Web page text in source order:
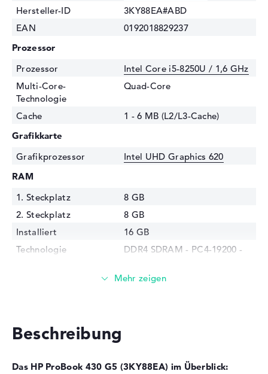
Hersteller-ID
3KY88EA#ABD
EAN
0192018829237
Prozessor
Prozessor
Intel Core i5-8250U / 1,6 GHz
Multi-Core-
Technologie
Quad-Core
Cache
1 - 6 MB (L2/L3-Cache)
Grafikkarte
Grafikprozessor
Intel UHD Graphics 620
RAM
1. Steckplatz
8 GB
2. Steckplatz
8 GB
Installiert
16 GB
Technologie
DDR4 SDRAM - PC4-19200 -
Optische Speicher
Laufwerks-Typ
ohne Laufwerk
Beschreibung
Das HP ProBook 430 G5 (3KY88EA) im Überblick: